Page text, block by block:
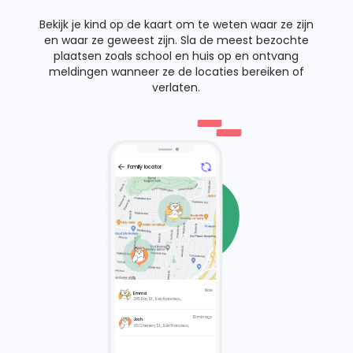
Bekijk je kind op de kaart om te weten waar ze zijn
en waar ze geweest zijn. Sla de meest bezochte
plaatsen zoals school en huis op en ontvang
meldingen wanneer ze de locaties bereiken of
verlaten.
Family locator
Emma
295 Day St, San Francisco,
Now
10 min ago
Josh
65 Chenery St, San Francisco,